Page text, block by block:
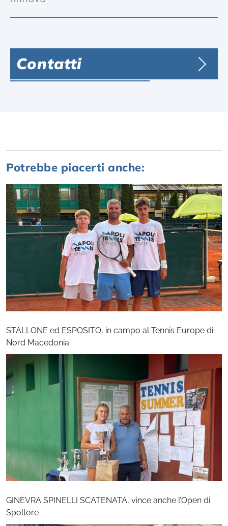
Contatti
Potrebbe piacerti anche:
STALLONE ed ESPOSITO, in campo al Tennis Europe di
Nord Macedonia
GINEVRA SPINELLI SCATENATA, vince anche l’Open di
Spoltore